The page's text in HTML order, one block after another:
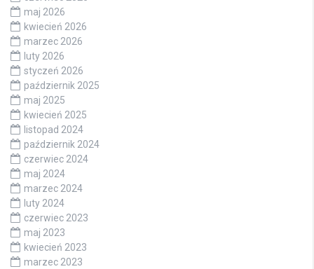
maj 2026
kwiecień 2026
marzec 2026
luty 2026
styczeń 2026
październik 2025
maj 2025
kwiecień 2025
listopad 2024
październik 2024
czerwiec 2024
maj 2024
marzec 2024
luty 2024
czerwiec 2023
maj 2023
kwiecień 2023
marzec 2023